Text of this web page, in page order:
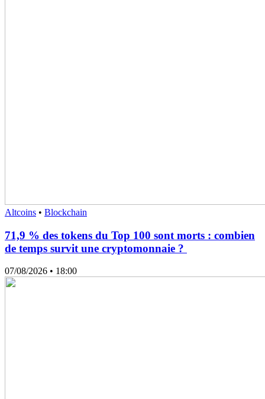
Altcoins • Blockchain
71,9 % des tokens du Top 100 sont morts : combien
de temps survit une cryptomonnaie ?
07/08/2026 • 18:00